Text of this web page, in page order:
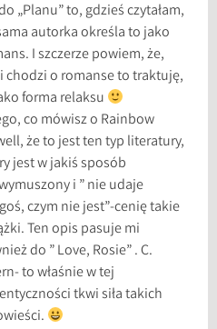
„Planu” to, gdzieś czytałam,
autorka określa to jako
I szczerze powiem, że,
chodzi o romanse to traktuję,
forma relaksu
co mówisz o Rainbow
że to jest ten typ literatury,
jest w jakiś sposób
i ” nie udaje
czym nie jest”-cenię takie
Ten opis pasuje mi
do ” Love, Rosie” . C.
to właśnie w tej
tkwi siła takich